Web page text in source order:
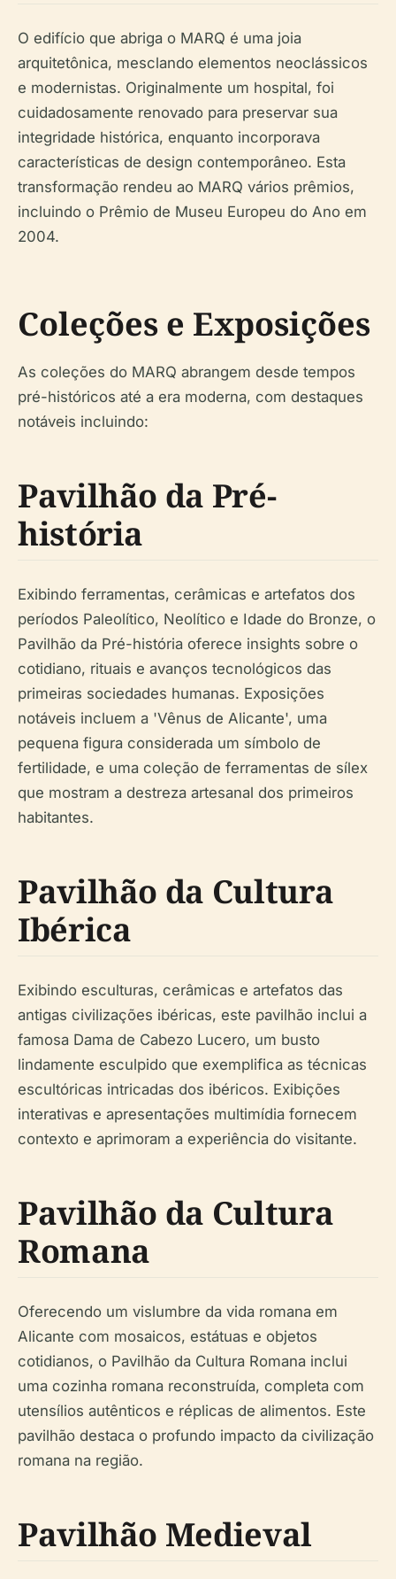
O edifício que abriga o MARQ é uma joia
arquitetônica, mesclando elementos neoclássicos
e modernistas. Originalmente um hospital, foi
cuidadosamente renovado para preservar sua
integridade histórica, enquanto incorporava
características de design contemporâneo. Esta
transformação rendeu ao MARQ vários prêmios,
incluindo o Prêmio de Museu Europeu do Ano em
2004.
Coleções e Exposições
As coleções do MARQ abrangem desde tempos
pré-históricos até a era moderna, com destaques
notáveis incluindo:
Pavilhão da Pré-
história
Exibindo ferramentas, cerâmicas e artefatos dos
períodos Paleolítico, Neolítico e Idade do Bronze, o
Pavilhão da Pré-história oferece insights sobre o
cotidiano, rituais e avanços tecnológicos das
primeiras sociedades humanas. Exposições
notáveis incluem a 'Vênus de Alicante', uma
pequena figura considerada um símbolo de
fertilidade, e uma coleção de ferramentas de sílex
que mostram a destreza artesanal dos primeiros
habitantes.
Pavilhão da Cultura
Ibérica
Exibindo esculturas, cerâmicas e artefatos das
antigas civilizações ibéricas, este pavilhão inclui a
famosa Dama de Cabezo Lucero, um busto
lindamente esculpido que exemplifica as técnicas
escultóricas intricadas dos ibéricos. Exibições
interativas e apresentações multimídia fornecem
contexto e aprimoram a experiência do visitante.
Pavilhão da Cultura
Romana
Oferecendo um vislumbre da vida romana em
Alicante com mosaicos, estátuas e objetos
cotidianos, o Pavilhão da Cultura Romana inclui
uma cozinha romana reconstruída, completa com
utensílios autênticos e réplicas de alimentos. Este
pavilhão destaca o profundo impacto da civilização
romana na região.
Pavilhão Medieval